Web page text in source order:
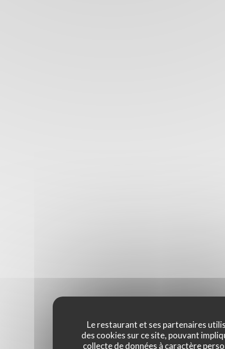
Le restaurant et ses partenaires
des cookies sur ce site, pouvant
collecte de données à caractère